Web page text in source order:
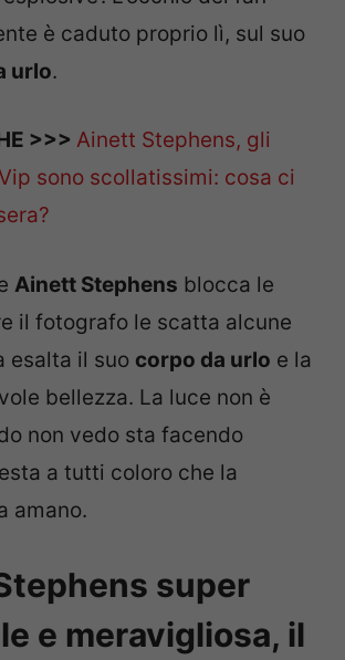
è caduto proprio lì, sul suo
urlo.
>>> Ainett Stephens, gli
sono scollatissimi: cosa ci
Ainett Stephens blocca le
il fotografo le scatta alcune
esalta il suo corpo da urlo e la
bellezza. La luce non è
non vedo sta facendo
a tutti coloro che la
amano.
super
e meravigliosa, il